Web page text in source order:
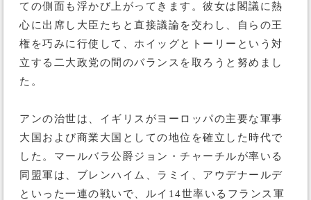
ての側面も浮かび上がってきます。彼女は閣議に熱
心に出席し大臣たちと直接議論を交わし、自らの王
権を巧みに行使して、ホイッグとトーリーという対
立する二大政党の間のバランスを取ろうと努めまし
た。
アンの治世は、イギリスがヨーロッパの主要な軍事
大国および商業大国としての地位を確立した時代で
した。マールバラ公爵ジョン・チャーチルが率いる
同盟軍は、ブレンハイム、ラミイ、アウデナールデ
といった一連の戦いで、ルイ14世率いるフランス軍